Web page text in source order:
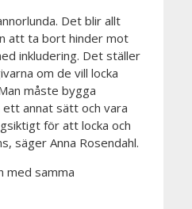
Det blir allt
att ta bort hinder mot
inkludering. Det ställer
om de vill locka
måste bygga
annat sätt och vara
för att locka och
säger Anna Rosendahl.
med samma